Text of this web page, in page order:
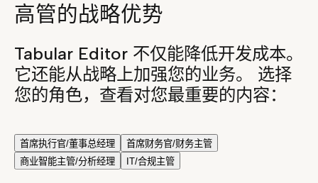
高管的战略优势
Tabular Editor 不仅能降低开发成本。
它还能从战略上加强您的业务。 选择
您的角色，查看对您最重要的内容：
首席执行官/董事总经理
首席财务官/财务主管
商业智能主管/分析经理
IT/合规主管